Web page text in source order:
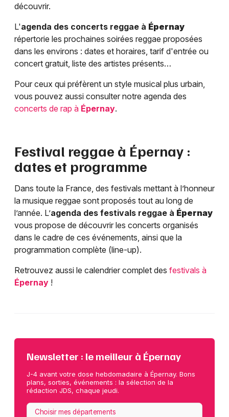
découvrir.
L'agenda des concerts reggae à Épernay
répertorie les prochaines soirées reggae proposées
dans les environs : dates et horaires, tarif d'entrée ou
concert gratuit, liste des artistes présents…
Pour ceux qui préfèrent un style musical plus urbain,
vous pouvez aussi consulter notre agenda des
concerts de rap à Épernay.
Festival reggae à Épernay :
dates et programme
Dans toute la France, des festivals mettant à l’honneur
la musique reggae sont proposés tout au long de
l’année. L’agenda des festivals reggae à Épernay
vous propose de découvrir les concerts organisés
dans le cadre de ces événements, ainsi que la
programmation complète (line-up).
Retrouvez aussi le calendrier complet des festivals à
Épernay !
Newsletter : le meilleur à Épernay
J-4 avant votre dose hebdomadaire à Épernay. Bons
plans, sorties, événements : la sélection de la
rédaction JDS, chaque jeudi.
Choisir mes départements